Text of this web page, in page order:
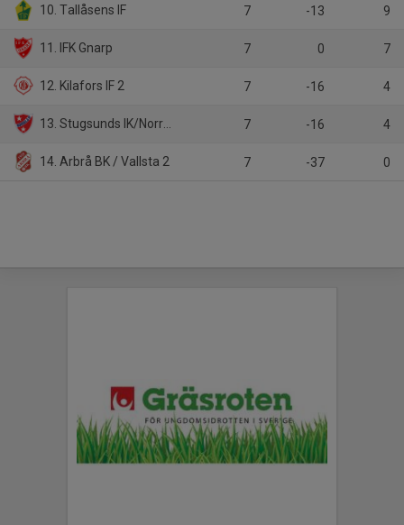
10. Tallåsens IF 7 -13 9
11. IFK Gnarp 7 0 7
12. Kilafors IF 2 7 -16 4
13. Stugsunds IK/Norrala IF 2 7 -16 4
14. Arbrå BK / Vallsta 2 7 -37 0